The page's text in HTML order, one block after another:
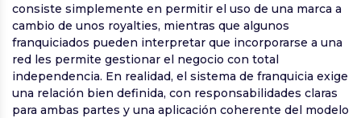
consiste simplemente en permitir el uso de una marca a
cambio de unos royalties, mientras que algunos
franquiciados pueden interpretar que incorporarse a una
red les permite gestionar el negocio con total
independencia. En realidad, el sistema de franquicia exige
una relación bien definida, con responsabilidades claras
para ambas partes y una aplicación coherente del modelo